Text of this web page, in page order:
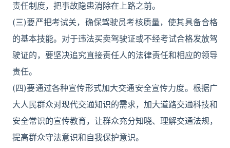
责任制度，把事故隐患消除在上路之前。
(三)要严把考试关，确保驾驶员考核质量，使其具备合格
的基本技能。对于违法买卖驾驶证或不经考试合格发放驾
驶证的，要坚决追究直接责任人的法律责任和相应的领导
责任。
(四)要通过各种宣传形式加大交通安全宣传力度。根据广
大人民群众对现代交通知识的需求，加大道路交通科技和
安全常识的宣传教育，让群众充分知晓、理解交通法规，
提高群众守法意识和自我保护意识。